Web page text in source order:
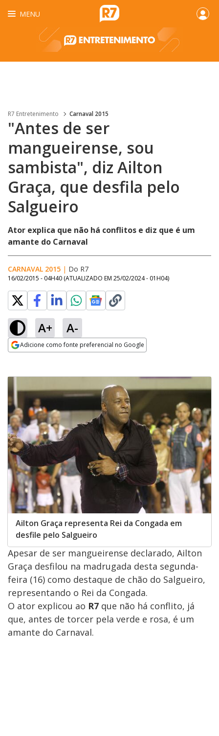
MENU
R7 Entretenimento Carnaval 2015
"Antes de ser
mangueirense, sou
sambista", diz Ailton
Graça, que desfila pelo
Salgueiro
Ator explica que não há conflitos e diz que é um
amante do Carnaval
CARNAVAL 2015 | Do R7
16/02/2015 - 04H40 (ATUALIZADO EM 25/02/2024 - 01H04)
A+ A-
Adicione como fonte preferencial no Google
Ailton Graça representa Rei da Congada em
desfile pelo Salgueiro
Apesar de ser mangueirense declarado, Ailton
Graça desfilou na madrugada desta segunda-
feira (16) como destaque de chão do Salgueiro,
representando o Rei da Congada.
O ator explicou ao R7 que não há conflito, já
que, antes de torcer pela verde e rosa, é um
amante do Carnaval.